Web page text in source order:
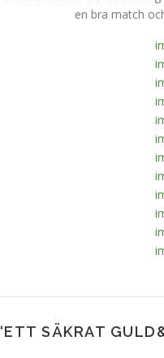
en bra match
ETT SÄKRAT GULD